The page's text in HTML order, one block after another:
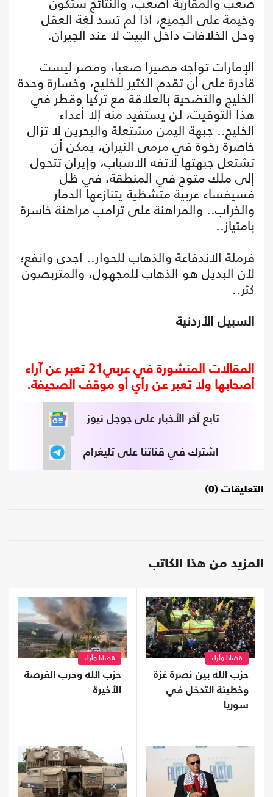
وخيمة على الجميع، اذا لم تسد لغة العقل
وحل الخلافات داخل البيت لا عند الجيران.
الإمارات تواجه مصيرا صعبا، ومصر ليست
قادرة على أن تقدم الكثير للخليج، وخسارة وحدة
الخليج والتضحية بالعلاقة مع تركيا وقطر في
هذا التوقيت، لن يستفيد منه إلا أعداء
الخليج.. جبهة اليمن مشتعلة والبحرين لا تزال
خاصرة رخوة في مرمى النيران، يمكن أن
تشتعل جبهتها لأتفه الأسباب، وإيران تتحول
إلى ملك متوج في المنطقة، في ظل
فسيفساء عربية متشظية يتنازعها الدمار
والخراب.. والمراهنة على ترامب مراهنة خاسرة
بامتياز..
فرملة الاندفاعة والذهاب للحوار.. اجدى وانفع؛
لأن البديل هو الذهاب للمجهول، والمتربصون
كثر..
السبيل الأردنية
المقالات المنشورة في عربي21 تعبر عن آراء
أصحابها ولا تعبر عن رأي أو موقف الصحيفة.
تابع آخر الأخبار على جوجل نيوز
اشترك في قناتنا على تليغرام
التعليقات (0)
المزيد من هذا الكاتب
قضايا وآراء
حزب الله بين نصرة غزة
وخطيئة التدخل في
سوريا
قضايا وآراء
حزب الله وحرب الفرصة
الأخيرة